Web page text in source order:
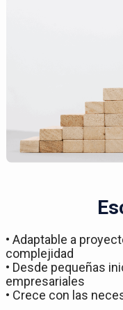
• Adaptable a
complejidad
• Desde pequeñas
empresariales
• Crece con las